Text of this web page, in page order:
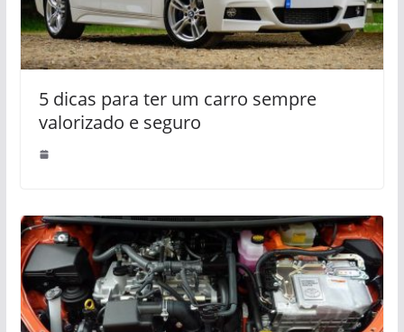
5 dicas para ter um carro sempre
valorizado e seguro